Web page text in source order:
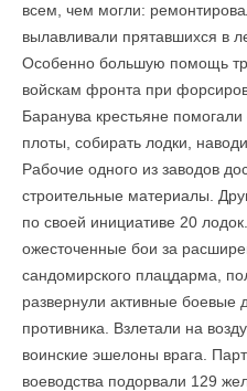
всем, чем могли:
вылавливали прятавшихся в
Особенно большую помощь
войскам фронта при
Баранува крестьяне
плоты, собирать лодки,
Рабочие одного из заводов
строительные материалы.
по своей инициативе 20
ожесточенные бои за
сандомирского плацдарма,
развернули активные боевые
противника. Взлетали на
воинские эшелоны врага.
воеводства подорвали 129